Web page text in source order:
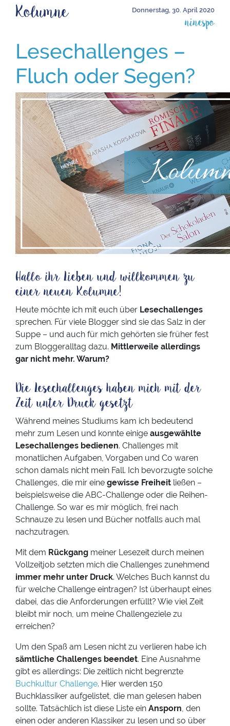
Donnerstag, 30. April 2020
ninespo
Kolumne
Lesechallenges –
Fluch oder Segen?
Hallo ihr Lieben und willkommen zu
einer neuen Kolumne!
Heute möchte ich mit euch über Lesechallenges
sprechen. Für viele Blogger sind sie das Salz in der
Suppe – und auch für mich gehörten sie früher fest
zum Bloggeralltag dazu. Mittlerweile allerdings
gar nicht mehr. Warum?
Die Lesechallenges haben mich mit der
Zeit unter Druck gesetzt
Während meines Studiums kam ich bedeutend
mehr zum Lesen und konnte einige ausgewählte
Lesechallenges bedienen. Challenges mit
monatlichen Aufgaben, Vorgaben und Co waren
schon damals nicht mein Fall. Ich bevorzugte solche
Challenges, die mir eine gewisse Freiheit ließen –
beispielsweise die ABC-Challenge oder die Reihen-
Challenge. So war es mir möglich, frei nach
Schnauze zu lesen und Bücher notfalls auch mal
nachzutragen.
Mit dem Rückgang meiner Lesezeit durch meinen
Vollzeitjob setzten mich die Challenges zunehmend
immer mehr unter Druck. Welches Buch kannst du
für welche Challenge eintragen? Ist überhaupt eines
dabei, das die Anforderungen erfüllt? Wie viel Zeit
bleibt mir noch, um meine Challengeziele zu
erreichen?
Um den Spaß am Lesen nicht zu verlieren habe ich
sämtliche Challenges beendet. Eine Ausnahme
gibt es allerdings: Die zeitlich nicht begrenzte
Buchkultur Challenge. Hier werden 150
Buchklassiker aufgelistet, die man gelesen haben
sollte. Tatsächlich ist diese Liste ein Ansporn , den
einen oder anderen Klassiker zu lesen und so über